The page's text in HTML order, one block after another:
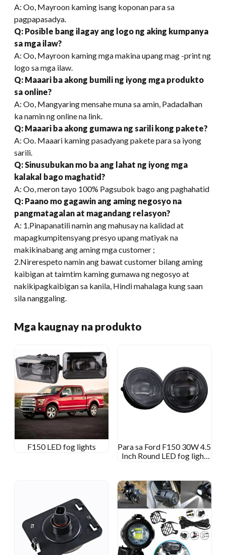
A: Oo, Mayroon kaming isang koponan para sa
pagpapasadya.
Q: Posible bang ilagay ang logo ng aking kumpanya
sa mga ilaw?
A: Oo, Mayroon kaming mga makina upang mag -print ng
logo sa mga ilaw.
Q: Maaari ba akong bumili ng iyong mga produkto
sa online?
A: Oo, Mangyaring mensahe muna sa amin, Padadalhan
ka namin ng online na link.
Q: Maaari ba akong gumawa ng sarili kong pakete?
A: Oo. Maaari kaming pasadyang pakete para sa iyong
sarili.
Q: Sinusubukan mo ba ang lahat ng iyong mga
kalakal bago maghatid?
A: Oo, meron tayo 100% Pagsubok bago ang paghahatid
Q: Paano mo gagawin ang aming negosyo na
pangmatagalan at magandang relasyon?
A: 1.Pinapanatili namin ang mahusay na kalidad at
mapagkumpitensyang presyo upang matiyak na
makikinabang ang aming mga customer ;
2.Nirerespeto namin ang bawat customer bilang aming
kaibigan at taimtim kaming gumawa ng negosyo at
nakikipagkaibigan sa kanila, Hindi mahalaga kung saan
sila nanggaling.
Mga kaugnay na produkto
F150 LED fog lights
Para sa Ford F150 30W 4.5
Inch Round LED fog light
2015